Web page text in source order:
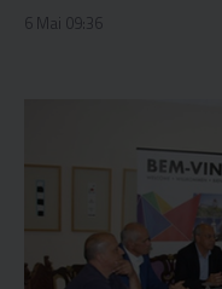
6 Mai 09:36